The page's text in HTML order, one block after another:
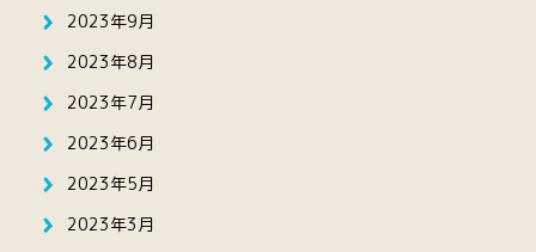
2023年9月
2023年8月
2023年7月
2023年6月
2023年5月
2023年3月